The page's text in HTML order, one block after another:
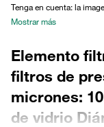
Tenga en cuenta: la
Mostrar más
Elemento
filtros de
micrones:
de vidrio